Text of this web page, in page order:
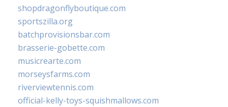
shopdragonflyboutique.com
sportszilla.org
batchprovisionsbar.com
brasserie-gobette.com
musicrearte.com
morseysfarms.com
riverviewtennis.com
official-kelly-toys-squishmallows.com